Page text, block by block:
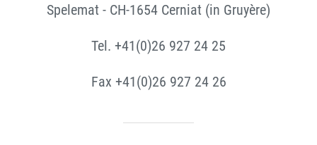
Spelemat - CH-1654 Cerniat (in Gruyère)
Tel. +41(0)26 927 24 25
Fax +41(0)26 927 24 26